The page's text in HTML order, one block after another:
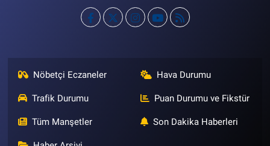
Nöbetçi Eczaneler Hava Durumu
Trafik Durumu Puan Durumu ve Fikstür
Tüm Manşetler Son Dakika Haberleri